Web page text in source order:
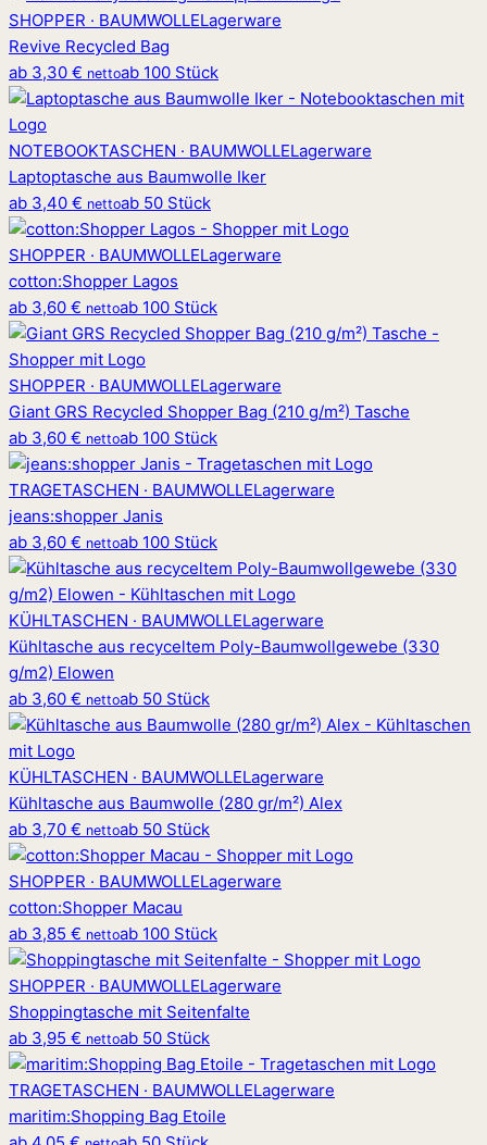
SHOPPER · BAUMWOLLELagerware
Revive Recycled Bag
ab 3,30 € nettoab 100 Stück
NOTEBOOKTASCHEN · BAUMWOLLELagerware
Laptoptasche aus Baumwolle Iker
ab 3,40 € nettoab 50 Stück
SHOPPER · BAUMWOLLELagerware
cotton:Shopper Lagos
ab 3,60 € nettoab 100 Stück
SHOPPER · BAUMWOLLELagerware
Giant GRS Recycled Shopper Bag (210 g/m²) Tasche
ab 3,60 € nettoab 100 Stück
TRAGETASCHEN · BAUMWOLLELagerware
jeans:shopper Janis
ab 3,60 € nettoab 100 Stück
KÜHLTASCHEN · BAUMWOLLELagerware
Kühltasche aus recyceltem Poly-Baumwollgewebe (330
g/m2) Elowen
ab 3,60 € nettoab 50 Stück
KÜHLTASCHEN · BAUMWOLLELagerware
Kühltasche aus Baumwolle (280 gr/m²) Alex
ab 3,70 € nettoab 50 Stück
SHOPPER · BAUMWOLLELagerware
cotton:Shopper Macau
ab 3,85 € nettoab 100 Stück
SHOPPER · BAUMWOLLELagerware
Shoppingtasche mit Seitenfalte
ab 3,95 € nettoab 50 Stück
TRAGETASCHEN · BAUMWOLLELagerware
maritim:Shopping Bag Etoile